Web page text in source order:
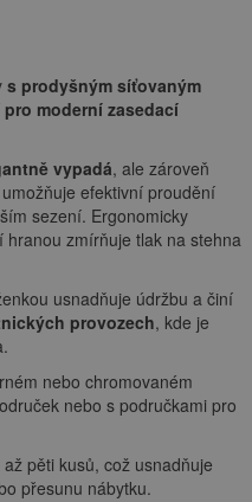
s prodyšným síťovaným
pro moderní zasedací
vypadá, ale zároveň
efektivní proudění
sezení. Ergonomicky
zmírňuje tlak na stehna
usnadňuje údržbu a činí
provozech, kde je
nebo chromovaném
nebo s područkami pro
pěti kusů, což usnadňuje
přesunu nábytku.